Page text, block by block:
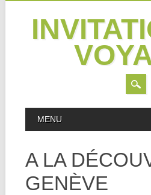
MAIN MENU
MENU
A LA
GENÈVE